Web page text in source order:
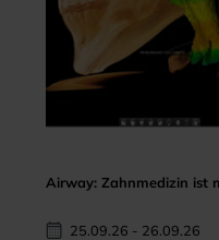
Airway: Zahnmedizin ist
25.09.26 - 26.09.26